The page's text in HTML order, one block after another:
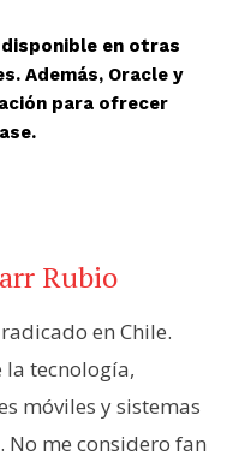
disponible en otras
Además, Oracle y
para ofrecer
Rubio
en Chile.
la tecnología,
móviles y sistemas
No me considero fan